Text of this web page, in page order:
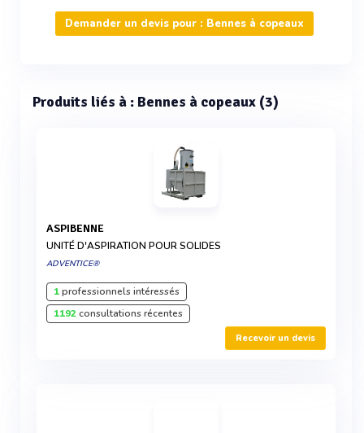
Demander un devis pour : Bennes à copeaux
Produits liés à : Bennes à copeaux (3)
ASPIBENNE
UNITÉ D'ASPIRATION POUR SOLIDES
ADVENTICE®
1professionnels intéressés
1192consultations récentes
Recevoir un devis